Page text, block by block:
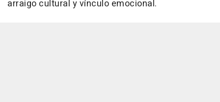
arraigo cultural y vínculo emocional.